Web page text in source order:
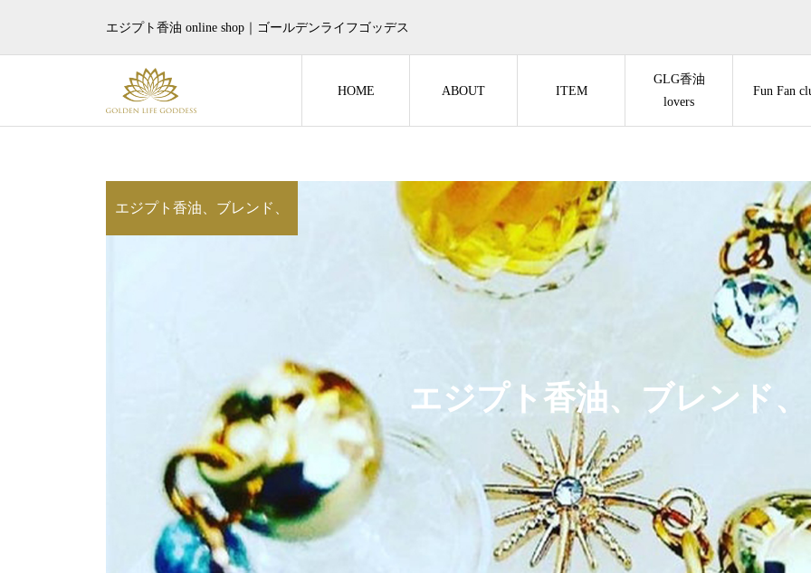
エジプト香油 online shop｜ゴールデンライフゴッデス
HOME ABOUT ITEM
GLG香油
lovers
Fun Fan
エジプト香油、ブレンド、
エジプト香油、ブレンド、